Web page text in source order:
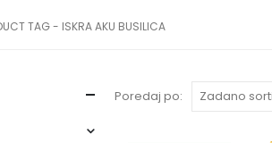
TAG - ISKRA AKU BUSILICA
Poredaj po: